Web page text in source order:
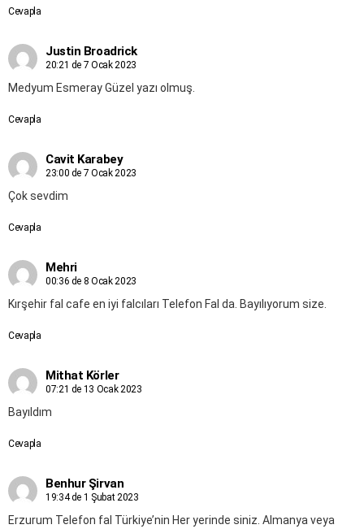
Cevapla
Justin Broadrick
20:21 de 7 Ocak 2023
Medyum Esmeray Güzel yazı olmuş.
Cevapla
Cavit Karabey
23:00 de 7 Ocak 2023
Çok sevdim
Cevapla
Mehri
00:36 de 8 Ocak 2023
Kırşehir fal cafe en iyi falcıları Telefon Fal da. Bayılıyorum size.
Cevapla
Mithat Körler
07:21 de 13 Ocak 2023
Bayıldım
Cevapla
Benhur Şirvan
19:34 de 1 Şubat 2023
Erzurum Telefon fal Türkiye’nin Her yerinde siniz. Almanya veya